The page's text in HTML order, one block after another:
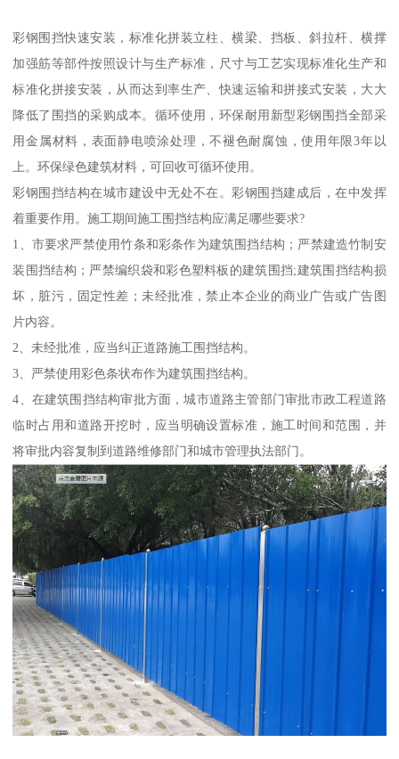
彩钢围挡快速安装，标准化拼装立柱、横梁、挡板、斜拉杆、横撑
加强筋等部件按照设计与生产标准，尺寸与工艺实现标准化生产和
标准化拼接安装，从而达到率生产、快速运输和拼接式安装，大大
降低了围挡的采购成本。循环使用，环保耐用新型彩钢围挡全部采
用金属材料，表面静电喷涂处理，不褪色耐腐蚀，使用年限3年以
上。环保绿色建筑材料，可回收可循环使用。
彩钢围挡结构在城市建设中无处不在。彩钢围挡建成后，在中发挥
着重要作用。施工期间施工围挡结构应满足哪些要求?
1、市要求严禁使用竹条和彩条作为建筑围挡结构；严禁建造竹制安
装围挡结构；严禁编织袋和彩色塑料板的建筑围挡;建筑围挡结构损
坏，脏污，固定性差；未经批准，禁止本企业的商业广告或广告图
片内容。
2、未经批准，应当纠正道路施工围挡结构。
3、严禁使用彩色条状布作为建筑围挡结构。
4、在建筑围挡结构审批方面，城市道路主管部门审批市政工程道路
临时占用和道路开挖时，应当明确设置标准，施工时间和范围，并
将审批内容复制到道路维修部门和城市管理执法部门。